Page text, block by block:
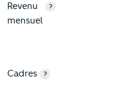
Revenu
mensuel
?
Cadres ?